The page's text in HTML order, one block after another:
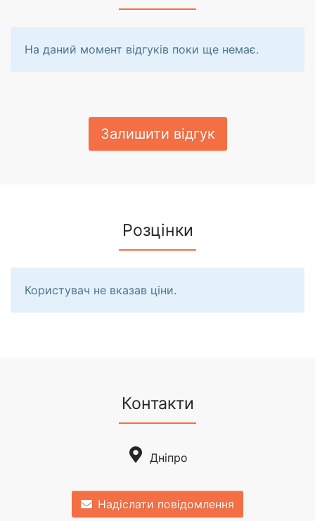
На даний момент відгуків поки ще немає.
Залишити відгук
Розцінки
Користувач не вказав ціни.
Контакти
Дніпро
Надіслати повідомлення